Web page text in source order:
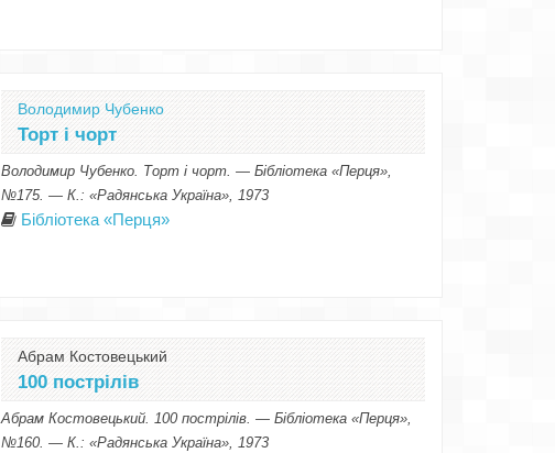
Володимир Чубенко
Торт і чорт
Володимир Чубенко. Торт і чорт. — Бібліотека «Перця»,
№175. — К.: «Радянська Україна», 1973
Бібліотека «Перця»
Абрам Костовецький
100 пострілів
Абрам Костовецький. 100 пострілів. — Бібліотека «Перця»,
№160. — К.: «Радянська Україна», 1973